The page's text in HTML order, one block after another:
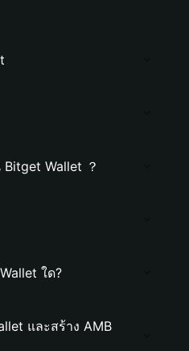
Wallet ？
ใด?
และสร้าง AMB